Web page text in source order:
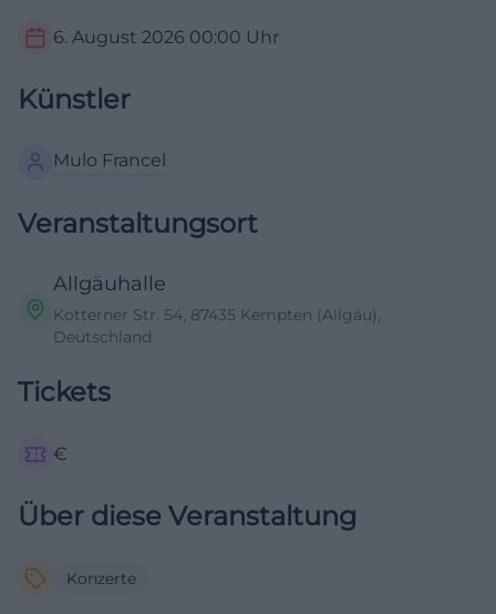
6. August 2026 00:00 Uhr
Künstler
Mulo Francel
Veranstaltungsort
Allgäuhalle
Kotterner Str. 54, 87435 Kempten (Allgäu),
Deutschland
Tickets
€
Über diese Veranstaltung
Konzerte